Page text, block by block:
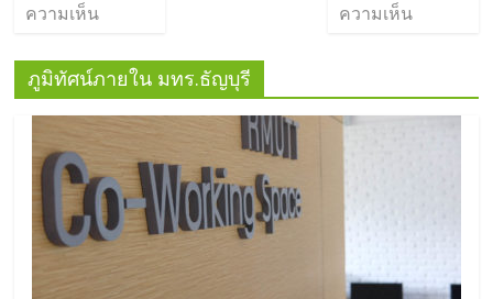
ความเห็น
ความเห็น
ภูมิทัศน์ภายใน มทร.ธัญบุรี